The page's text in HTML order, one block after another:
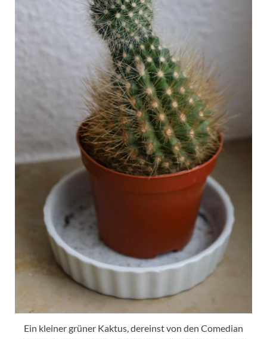
Ein kleiner grüner Kaktus, dereinst von den Comedian